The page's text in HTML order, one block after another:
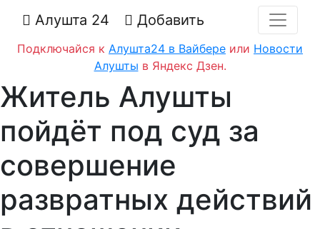
Алушта 24 Добавить
Подключайся к Алушта24 в Вайбере или Новости
Алушты в Яндекс Дзен.
Житель Алушты
пойдёт под суд за
совершение
развратных действий